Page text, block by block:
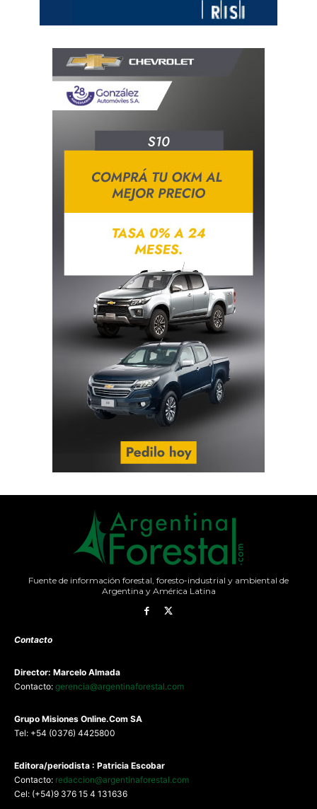
Fuente de información forestal, foresto-industrial y ambiental de
Argentina y América Latina
Contacto
Director: Marcelo Almada
Contacto: gerencia@argentinaforestal.com
Grupo Misiones Online.Com SA
Tel: +54 (0376) 4425800
Editora/periodista : Patricia Escobar
Contacto: redaccion@argentinaforestal.com
Cel: (+54)9 376 15 4 131636